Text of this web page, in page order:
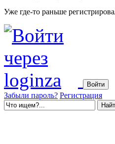
Уже где-то раньше
Забыли пароль? Регистрация